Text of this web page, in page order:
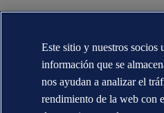
Este sitio y nuestros socios
información que se
nos ayudan a analizar el
rendimiento de la web con